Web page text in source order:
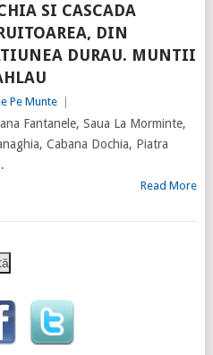
SI CASCADA
DIN
DURAU. MUNTII
Pe Munte
Fantanele, Saua La Morminte,
Cabana Dochia, Piatra
Read More